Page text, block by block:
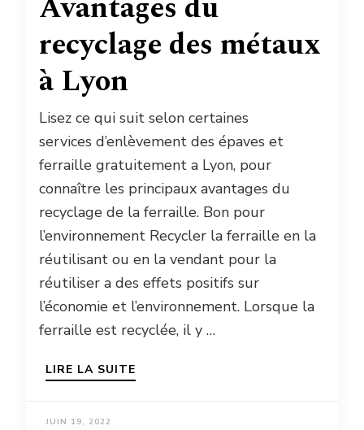
recyclage des métaux
à Lyon
Lisez ce qui suit selon certaines
services d’enlèvement des épaves et
ferraille gratuitement a Lyon, pour
connaître les principaux avantages du
recyclage de la ferraille. Bon pour
l’environnement Recycler la ferraille en la
réutilisant ou en la vendant pour la
réutiliser a des effets positifs sur
l’économie et l’environnement. Lorsque la
ferraille est recyclée, il y …
LIRE LA SUITE
JUIN 19, 2022